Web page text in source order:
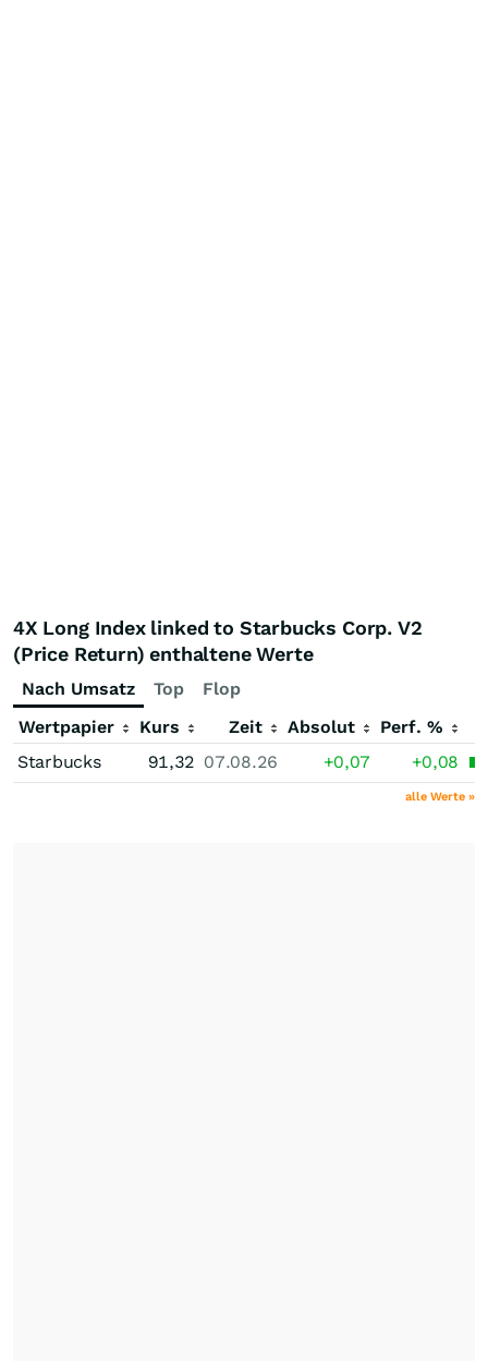
4X Long Index linked to Starbucks Corp. V2
(Price Return) enthaltene Werte
Nach Umsatz Top
Flop
Wertpapier
Kurs Zeit Absolut
Perf. %
Starbucks
91,32 07.08.26 +0,07 +0,08
alle Werte »